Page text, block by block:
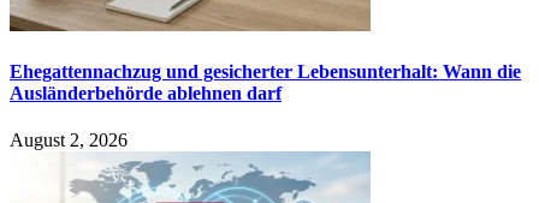
Ehegattennachzug und gesicherter Lebensunterhalt: Wann die
Ausländerbehörde ablehnen darf
August 2, 2026